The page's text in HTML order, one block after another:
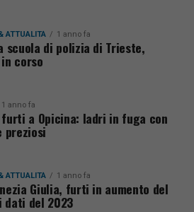
ATTUALITÀ 1 anno fa
scuola di polizia di Trieste,
corso
1 anno fa
a Opicina: ladri in fuga con
preziosi
ATTUALITÀ 1 anno fa
Giulia, furti in aumento del
dati del 2023